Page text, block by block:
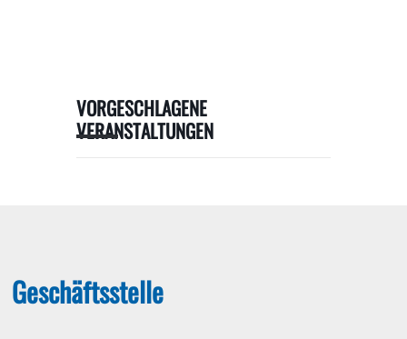
VORGESCHLAGENE
VERANSTALTUNGEN
Geschäftsstelle